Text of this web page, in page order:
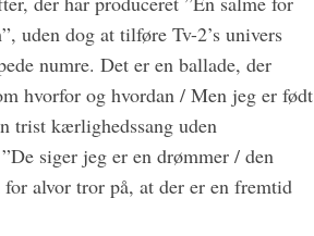
uden dog at tilføre Tv-2’s univers
numre. Det er en ballade, der
hvorfor og hvordan / Men jeg er født
trist kærlighedssang uden
siger jeg er en drømmer / den
alvor tror på, at der er en fremtid